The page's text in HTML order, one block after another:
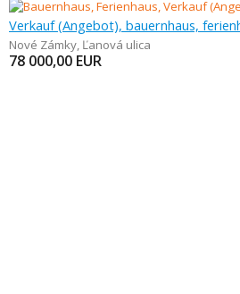
Verkauf (Angebot), bauernhaus,
Nové Zámky, Ľanová ulica
78 000,00 EUR